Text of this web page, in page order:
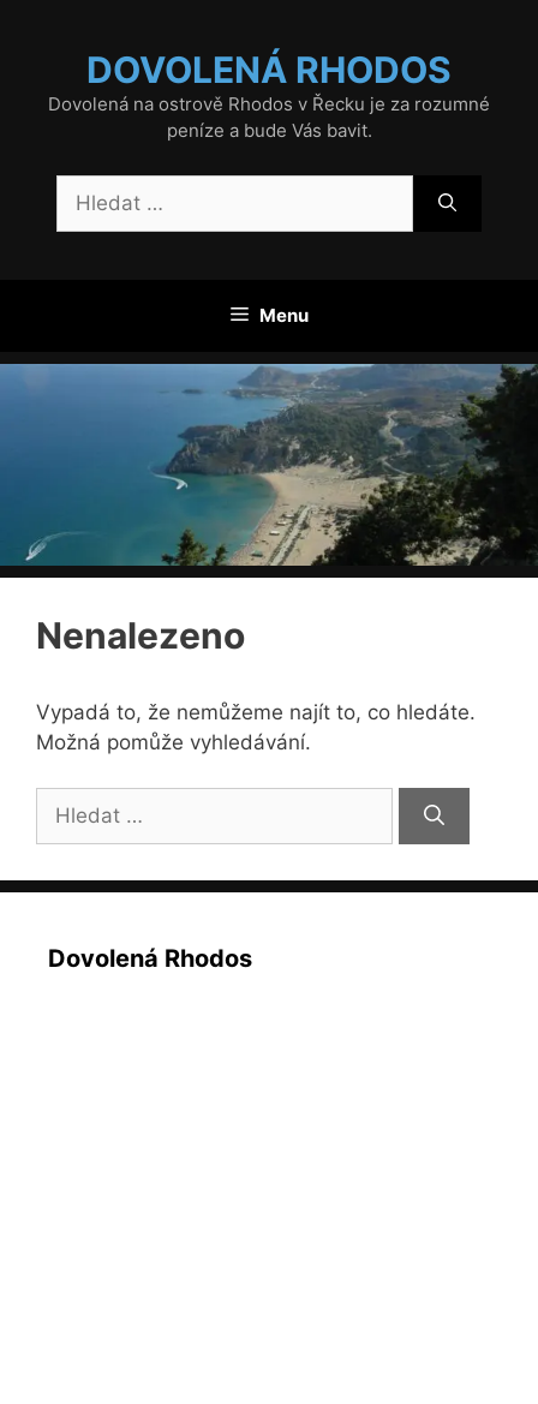
DOVOLENÁ RHODOS
Dovolená na ostrově Rhodos v Řecku je za rozumné
peníze a bude Vás bavit.
Menu
Nenalezeno
Vypadá to, že nemůžeme najít to, co hledáte.
Možná pomůže vyhledávání.
Hledat:
Dovolená Rhodos